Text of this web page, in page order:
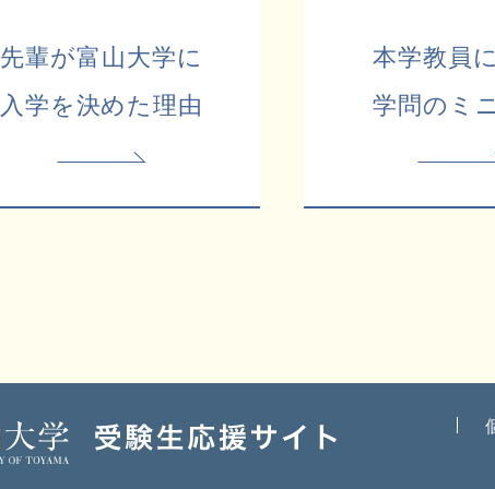
先輩が富山大学に
入学を決めた理由
本学教員
学問のミ